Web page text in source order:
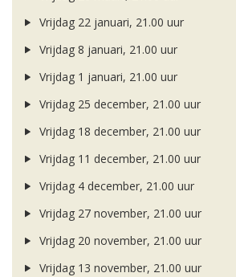
Vrijdag 22 januari, 21.00 uur
Vrijdag 8 januari, 21.00 uur
Vrijdag 1 januari, 21.00 uur
Vrijdag 25 december, 21.00 uur
Vrijdag 18 december, 21.00 uur
Vrijdag 11 december, 21.00 uur
Vrijdag 4 december, 21.00 uur
Vrijdag 27 november, 21.00 uur
Vrijdag 20 november, 21.00 uur
Vrijdag 13 november, 21.00 uur